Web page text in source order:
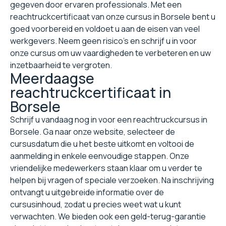
gegeven door ervaren professionals. Met een
reachtruckcertificaat van onze cursus in Borsele bent u
goed voorbereid en voldoet u aan de eisen van veel
werkgevers. Neem geen risico's en schrijf u in voor
onze cursus om uw vaardigheden te verbeteren en uw
inzetbaarheid te vergroten.
Meerdaagse
reachtruckcertificaat in
Borsele
Schrijf u vandaag nog in voor een reachtruckcursus in
Borsele. Ga naar onze website, selecteer de
cursusdatum die u het beste uitkomt en voltooi de
aanmelding in enkele eenvoudige stappen. Onze
vriendelijke medewerkers staan klaar om u verder te
helpen bij vragen of speciale verzoeken. Na inschrijving
ontvangt u uitgebreide informatie over de
cursusinhoud, zodat u precies weet wat u kunt
verwachten. We bieden ook een geld-terug-garantie